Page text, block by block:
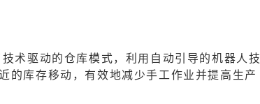
术驱动的仓库模式，利用自动引导的机器人技
的库存移动，有效地减少手工作业并提高生产